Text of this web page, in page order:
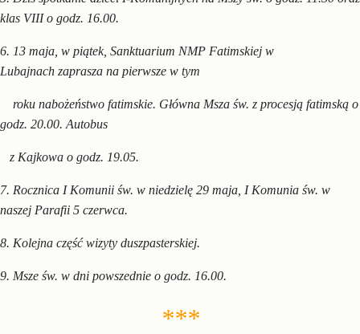
klas VIII o godz. 16.00.
6. 13 maja, w piątek, Sanktuarium NMP Fatimskiej w
Lubajnach zaprasza na pierwsze w tym
roku nabożeństwo fatimskie. Główna Msza św. z procesją fatimską o
godz. 20.00. Autobus
z Kajkowa o godz. 19.05.
7. Rocznica I Komunii św. w niedzielę 29 maja, I Komunia św. w
naszej Parafii 5 czerwca.
8. Kolejna część wizyty duszpasterskiej.
9. Msze św. w dni powszednie o godz. 16.00.
***